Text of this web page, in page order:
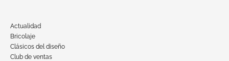
Actualidad
Bricolaje
Clásicos del diseño
Club de ventas